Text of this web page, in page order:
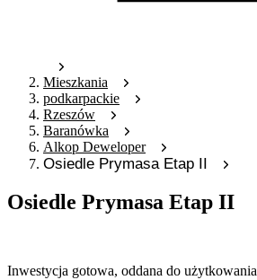
Mieszkania
podkarpackie
Rzeszów
Baranówka
Alkop Deweloper
Osiedle Prymasa Etap II
Osiedle Prymasa Etap II
Inwestycja gotowa, oddana do użytkowania